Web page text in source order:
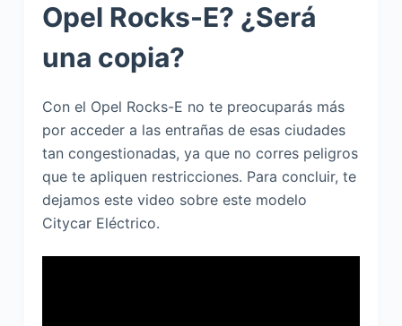
Opel Rocks-E? ¿Será
una copia?
Con el Opel Rocks-E no te preocuparás más
por acceder a las entrañas de esas ciudades
tan congestionadas, ya que no corres peligros
que te apliquen restricciones. Para concluir, te
dejamos este video sobre este modelo
Citycar Eléctrico.